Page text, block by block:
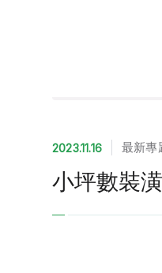
2023.11.16 最新專
小坪數裝